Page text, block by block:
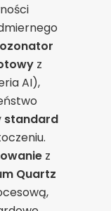
ozonator
z
AI),
standard
z
Quartz
podczas